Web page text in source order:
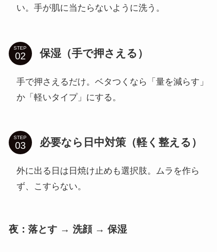
い。手が肌に当たらないように洗う。
STEP 保湿（手で押さえる）
手で押さえるだけ。ベタつくなら「量を減らす」
か「軽いタイプ」にする。
STEP 必要なら日中対策（軽く整える）
外に出る日は日焼け止めも選択肢。ムラを作ら
ず、こすらない。
夜：落とす → 洗顔 → 保湿